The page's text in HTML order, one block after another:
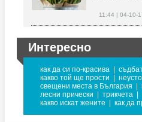
11:44 | 04-10-
Интересно
как да си по-красива
какво той ще прости
свещени места в България
лесни прически
трикчета
какво искат жените
как да